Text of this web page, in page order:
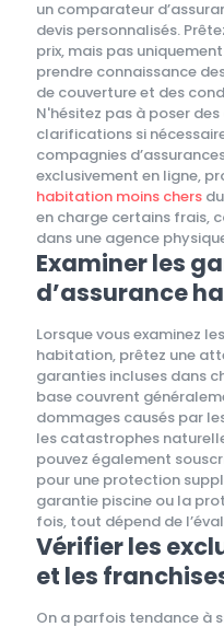
un comparateur
devis personnalisés.
prix, mais pas
prendre connaissance
de couverture et des
N'hésitez pas à poser
clarifications si
compagnies
exclusivement en ligne,
habitation moins chers
en charge certains frais,
dans une agence
Examiner les
d’assurance
Lorsque vous examinez
habitation, prêtez une
garanties incluses dans
base couvrent
dommages causés par
les catastrophes
pouvez également
pour une protection
garantie piscine ou la
fois, tout dépend de
Vérifier les
et les
On a parfois tendance à